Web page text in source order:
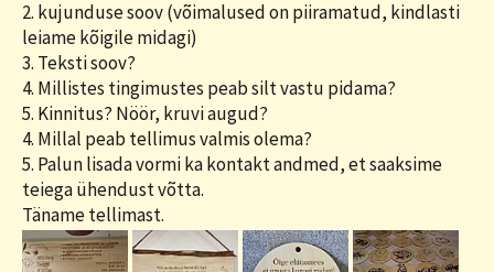
2. kujunduse soov (võimalused on piiramatud, kindlasti
leiame kõigile midagi)
3. Teksti soov?
4. Millistes tingimustes peab silt vastu pidama?
5. Kinnitus? Nöör, kruvi augud?
4. Millal peab tellimus valmis olema?
5. Palun lisada vormi ka kontakt andmed, et saaksime
teiega ühendust võtta.
Täname tellimast.